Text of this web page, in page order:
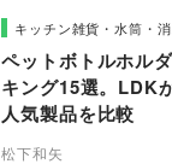
キッチン雑貨・水筒・
ペットボトルホル
キング15選。LDK
人気製品を比較
松下和矢